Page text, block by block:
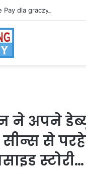
dla graczy na iPhone
ने अपने
से
स्टोरी…